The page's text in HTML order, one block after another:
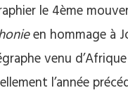
le 4ème
en hommage à
venu
l’année